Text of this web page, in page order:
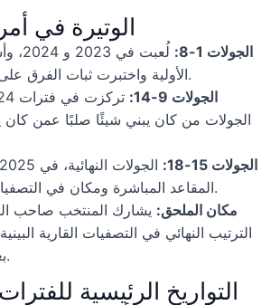
الوتيرة في
الجولات 1-8:
لُعبت
الأولية واختبرت ثبات الفرق على مدار عدة أشهر.
الجولات 9-14:
الجولات من كان يبني شيئًا صلبًا عمن كان
الجولات 15-18:
المقاعد المباشرة ومكان في التصفيات القارية البينية.
مكان الملحق: يشارك المنتخب صاحب
الترتيب النهائي في التصفيات القارية
بعد نوفمبر 2025.
التواريخ الرئيسية